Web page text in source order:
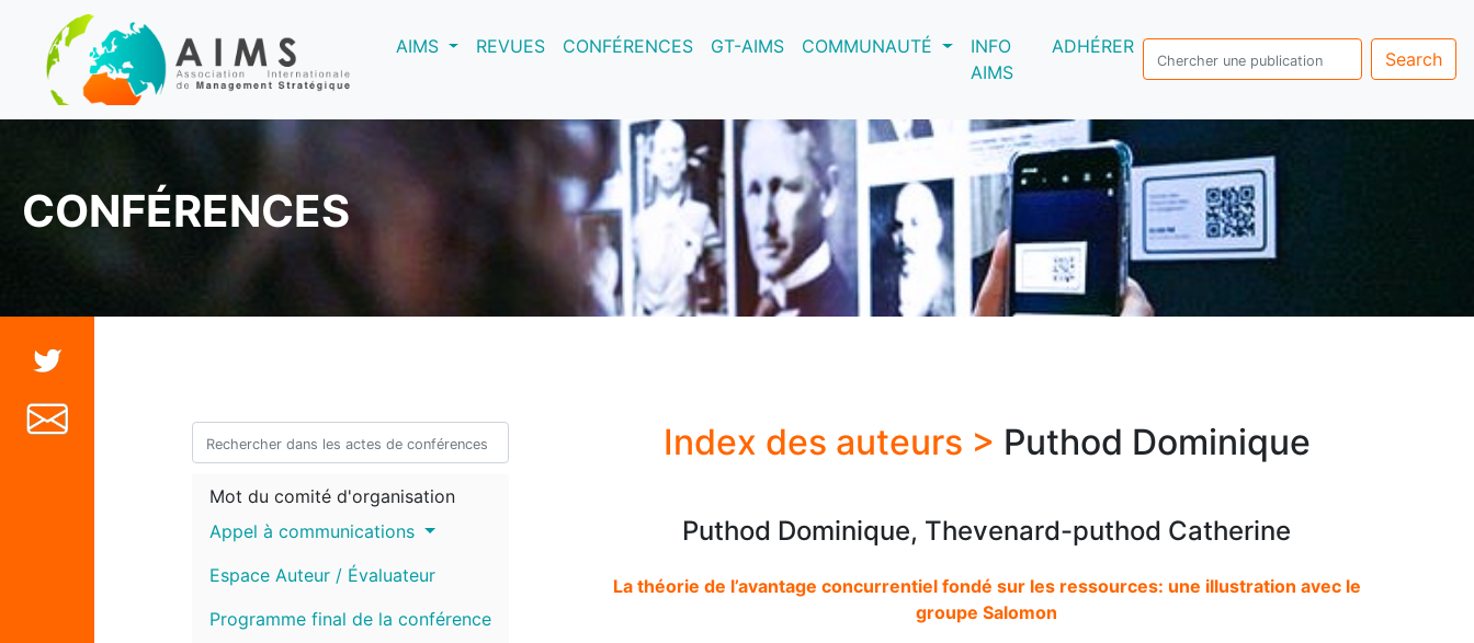
AIMS(current)REVUES CONFÉRENCES GT-AIMS COMMUNAUTÉ
INFO
AIMS
ADHÉRER
Search
CONFÉRENCES
Mot du comité d'organisation
Appel à communications
Espace Auteur / Évaluateur
Programme final de la conférence
Index des auteurs > Puthod Dominique
Puthod Dominique, Thevenard-puthod Catherine
La théorie de l’avantage concurrentiel fondé sur les ressources: une illustration avec le
groupe Salomon